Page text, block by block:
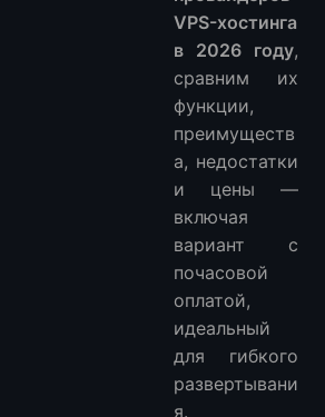
VPS-хостинга
в 2026 году,
сравним их
функции,
преимуществ
а, недостатки
и цены —
включая
вариант с
почасовой
оплатой,
идеальный
для гибкого
развертывани
я.